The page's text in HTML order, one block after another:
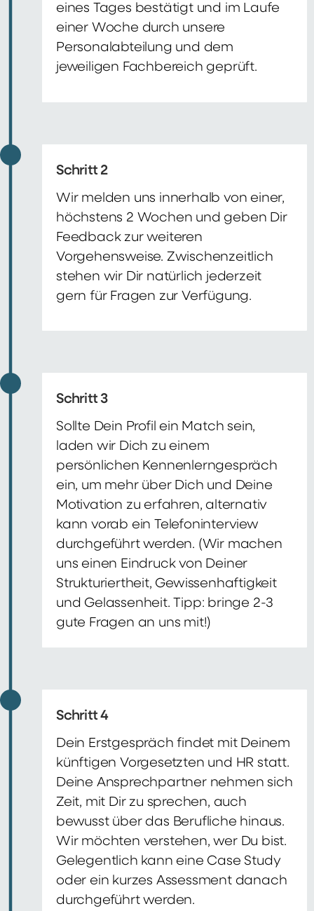
eines Tages bestätigt und im Laufe
einer Woche durch unsere
Personalabteilung und dem
jeweiligen Fachbereich geprüft.
Schritt 2
Wir melden uns innerhalb von einer,
höchstens 2 Wochen und geben Dir
Feedback zur weiteren
Vorgehensweise. Zwischenzeitlich
stehen wir Dir natürlich jederzeit
gern für Fragen zur Verfügung.
Schritt 3
Sollte Dein Profil ein Match sein,
laden wir Dich zu einem
persönlichen Kennenlerngespräch
ein, um mehr über Dich und Deine
Motivation zu erfahren, alternativ
kann vorab ein Telefoninterview
durchgeführt werden. (Wir machen
uns einen Eindruck von Deiner
Strukturiertheit, Gewissenhaftigkeit
und Gelassenheit. Tipp: bringe 2-3
gute Fragen an uns mit!)
Schritt 4
Dein Erstgespräch findet mit Deinem
künftigen Vorgesetzten und HR statt.
Deine Ansprechpartner nehmen sich
Zeit, mit Dir zu sprechen, auch
bewusst über das Berufliche hinaus.
Wir möchten verstehen, wer Du bist.
Gelegentlich kann eine Case Study
oder ein kurzes Assessment danach
durchgeführt werden.